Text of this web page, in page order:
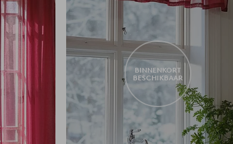
BINNENKORT
BESCHIKBAAR